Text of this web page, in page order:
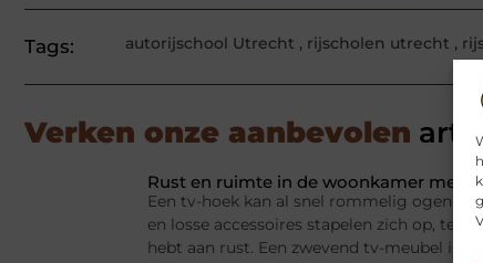
Tags: autorijschool Utrecht , rijscholen utrecht ,
Verken onze aanbevolen
Rust en ruimte in de woonkamer met
Een tv-hoek kan al snel rommelig ogen.
en losse accessoires stapelen zich op,
hebt aan rust. Een zwevend tv-meubel is